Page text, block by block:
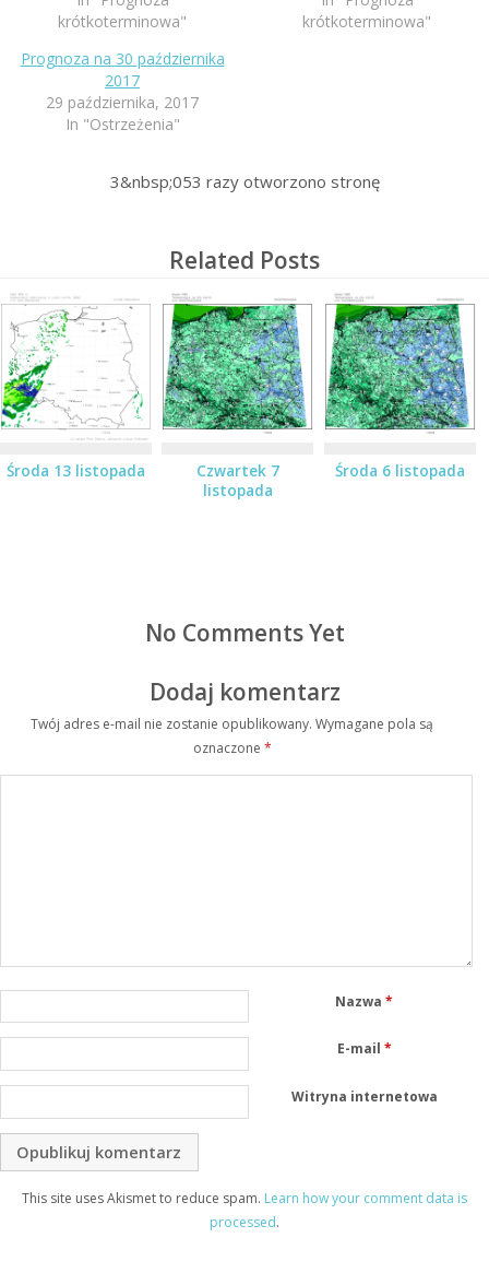
krótkoterminowa"
krótkoterminowa"
Prognoza na 30 października
2017
29 października, 2017
In "Ostrzeżenia"
3&nbsp;053 razy otworzono stronę
Related Posts
Środa 13 listopada
Czwartek 7
listopada
Środa 6 listopada
No Comments Yet
Dodaj komentarz
Twój adres e-mail nie zostanie opublikowany. Wymagane pola są
oznaczone *
Nazwa*
E-mail *
Witryna internetowa
This site uses Akismet to reduce spam. Learn how your comment data is
processed.